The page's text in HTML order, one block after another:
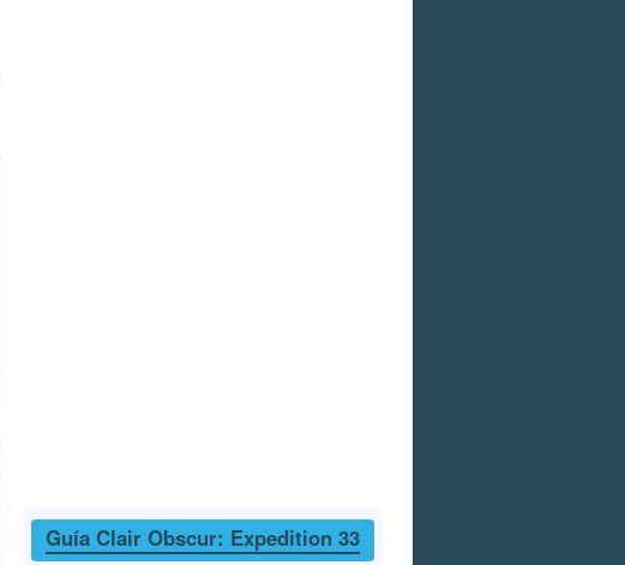
Guía Clair Obscur: Expedition 33